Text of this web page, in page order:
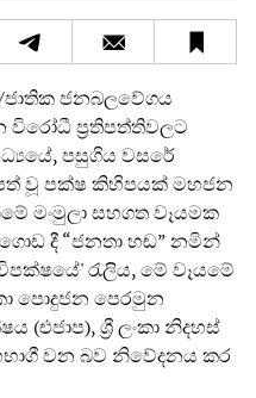
ජනබලවේගය
විරෝධී ප්‍රතිපත්තිවලට
පසුගිය වසරේ
වූ පක්ෂ කිහිපයක් මහජන
මංමුලා සහගත වෑයමක
දී “ජනතා හඬ” නමින්
රැලිය, මේ වෑයමේ
පොදුජන පෙරමුන
(එජාප), ශ්‍රී ලංකා නිදහස්
වන බව නිවේදනය කර